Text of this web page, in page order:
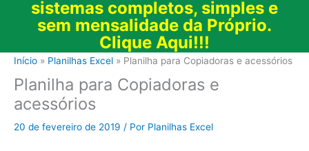
sistemas completos, simples e
sem mensalidade da Próprio.
Clique Aqui!!!
Início Planilhas Excel Planilha para Copiadoras e acessórios
Planilha para Copiadoras e
acessórios
20 de fevereiro de 2019 / Por Planilhas Excel